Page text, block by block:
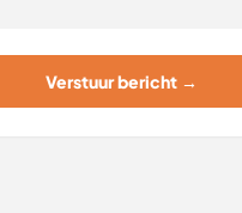
Verstuur bericht →